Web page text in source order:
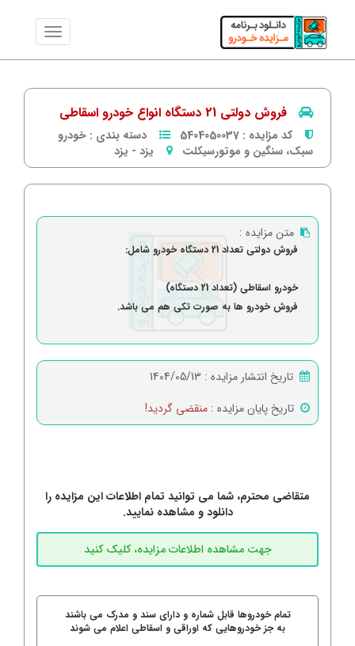
فروش دولتی 21 دستگاه انواع خودرو اسقاطی
کد مزایده : 5404050037 دسته بندی : خودرو
سبک، سنگین و موتورسیکلت
یزد - یزد
متن مزایده :
فروش دولتی تعداد 21 دستگاه خودرو شامل:
خودرو اسقاطی (تعداد 21 دستگاه)
فروش خودرو ها به صورت تکی هم می باشد.
تاریخ انتشار مزایده : 1404/05/13
تاریخ پایان مزایده : منقضی گردید!
متقاضی محترم، شما می توانید تمام اطلاعات این مزایده را
دانلود و مشاهده نمایید.
تمام خودروها قابل شماره و دارای سند و مدرک می باشند
به جز خودروهایی که اوراقی و اسقاطی اعلام می شوند